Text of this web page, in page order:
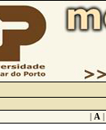
| A |